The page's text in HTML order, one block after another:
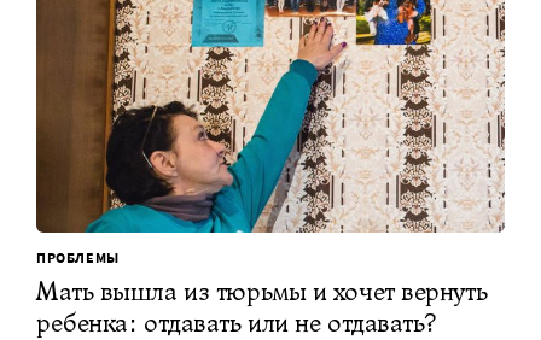
ПРОБЛЕМЫ
Мать вышла из тюрьмы и хочет вернуть
ребенка: отдавать или не отдавать?